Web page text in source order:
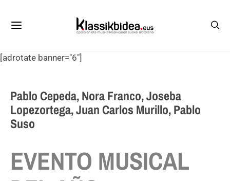
[adrotate banner="6"]
Pablo Cepeda, Nora Franco, Joseba
Lopezortega, Juan Carlos Murillo, Pablo
Suso
EVENTO MUSICAL